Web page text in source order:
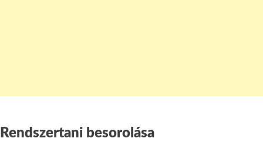
Rendszertani besorolása